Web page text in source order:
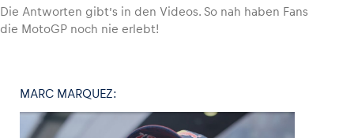
Die Antworten gibt’s in den Videos. So nah haben Fans
die MotoGP noch nie erlebt!
MARC MARQUEZ: